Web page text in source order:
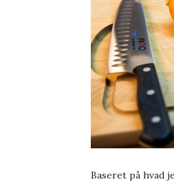
Baseret på hvad